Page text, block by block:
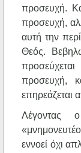
προσευχή.
προσευχή,
αυτή την
Θεός.
προσευχή,
επηρεάζεται
Λέγοντας
εννοεί όχι